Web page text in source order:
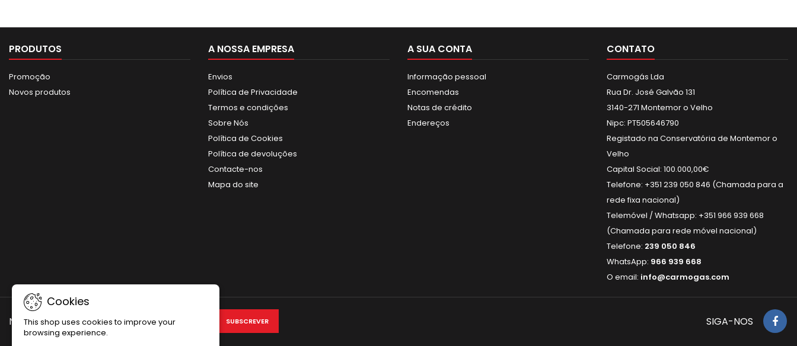
na área de trabalho.
PRODUTOS
Promoção
Novos produtos
A NOSSA EMPRESA
Envios
Política de Privacidade
Termos e condições
Sobre Nós
Política de Cookies
Política de devoluções
Contacte-nos
Mapa do site
A SUA CONTA
Informação pessoal
Encomendas
Notas de crédito
Endereços
CONTATO
Carmogás Lda
Rua Dr. José Galvão 131
3140-271 Montemor o Velho
Nipc: PT505646790
Registado na Conservatória de Montemor o
Velho
Capital Social: 100.000,00€
Telefone: +351 239 050 846 (Chamada para a
rede fixa nacional)
Telemóvel / Whatsapp: +351 966 939 668
(Chamada para rede móvel nacional)
Telefone: 239 050 846
WhatsApp: 966 939 668
O email: info@carmogas.com
Cookies
This shop uses cookies to improve your
browsing experience.
NEWSLETTER SIGA-NOS